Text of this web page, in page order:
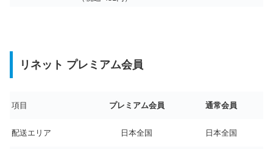
リネット プレミアム会員
項目 プレミアム会員 通常会員
配送エリア 日本全国 日本全国